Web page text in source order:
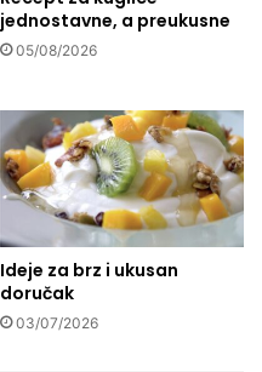
jednostavne, a preukusne
05/08/2026
Ideje za brz i ukusan
doručak
03/07/2026